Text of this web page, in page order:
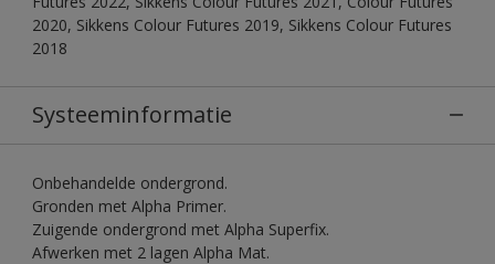
2020, Sikkens Colour Futures 2019, Sikkens Colour Futures
2018
Systeeminformatie
Onbehandelde ondergrond.
Gronden met Alpha Primer.
Zuigende ondergrond met Alpha Superfix.
Afwerken met 2 lagen Alpha Mat.